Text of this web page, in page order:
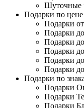
Шуточные
Подарки по цене
Подарки
Подарки
Подарки
Подарки
Подарки
Подарки
Подарки по
Подарки
Подарки
Подарки